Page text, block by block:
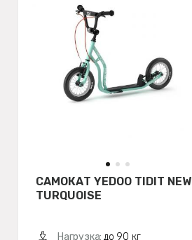
САМОКАТ YEDOO TIDIT NEW
TURQUOISE
Нагрузка: до 90 кг